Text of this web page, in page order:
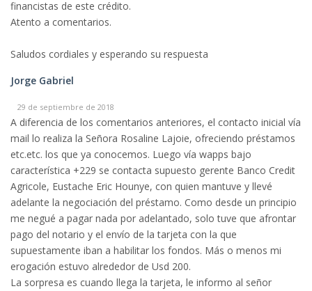
financistas de este crédito.
Atento a comentarios.
Saludos cordiales y esperando su respuesta
Jorge Gabriel
29 de septiembre de 2018
A diferencia de los comentarios anteriores, el contacto inicial vía
mail lo realiza la Señora Rosaline Lajoie, ofreciendo préstamos
etc.etc. los que ya conocemos. Luego vía wapps bajo
característica +229 se contacta supuesto gerente Banco Credit
Agricole, Eustache Eric Hounye, con quien mantuve y llevé
adelante la negociación del préstamo. Como desde un principio
me negué a pagar nada por adelantado, solo tuve que afrontar
pago del notario y el envío de la tarjeta con la que
supuestamente iban a habilitar los fondos. Más o menos mi
erogación estuvo alrededor de Usd 200.
La sorpresa es cuando llega la tarjeta, le informo al señor